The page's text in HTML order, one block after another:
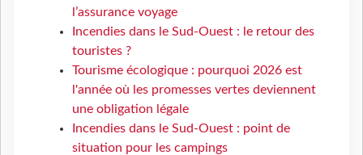
l’assurance voyage
Incendies dans le Sud-Ouest : le retour des
touristes ?
Tourisme écologique : pourquoi 2026 est
l'année où les promesses vertes deviennent
une obligation légale
Incendies dans le Sud-Ouest : point de
situation pour les campings